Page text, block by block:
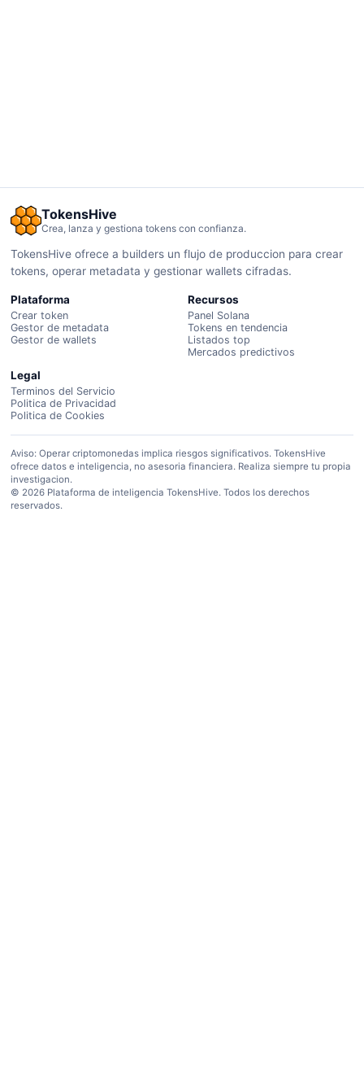
TokensHive
Crea, lanza y gestiona tokens con confianza.
TokensHive ofrece a builders un flujo de produccion para crear
tokens, operar metadata y gestionar wallets cifradas.
Plataforma
Crear token
Gestor de metadata
Gestor de wallets
Recursos
Panel Solana
Tokens en tendencia
Listados top
Mercados predictivos
Legal
Terminos del Servicio
Politica de Privacidad
Politica de Cookies
Aviso: Operar criptomonedas implica riesgos significativos. TokensHive
ofrece datos e inteligencia, no asesoria financiera. Realiza siempre tu propia
investigacion.
© 2026 Plataforma de inteligencia TokensHive. Todos los derechos
reservados.